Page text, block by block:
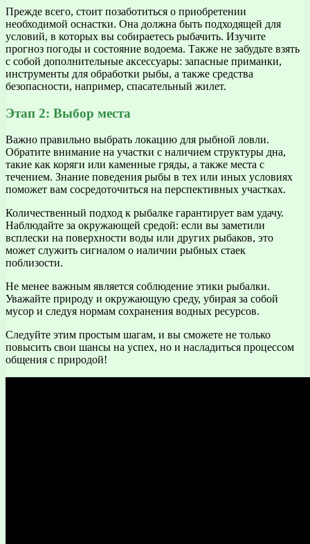
Прежде всего, стоит позаботиться о приобретении
необходимой оснастки. Она должна быть подходящей для
условий, в которых вы собираетесь рыбачить. Изучите
прогноз погоды и состояние водоема. Также не забудьте взять
с собой дополнительные аксессуары: запасные приманки,
инструменты для обработки рыбы, а также средства
безопасности, например, спасательный жилет.
Этап 2: Выбор места
Важно правильно выбрать локацию для рыбной ловли.
Обратите внимание на участки с наличием структуры дна,
такие как коряги или каменные гряды, а также места с
течением. Знание поведения рыбы в тех или иных условиях
поможет вам сосредоточиться на перспективных участках.
Количественный подход к рыбалке гарантирует вам удачу.
Наблюдайте за окружающей средой: если вы заметили
всплески на поверхности воды или других рыбаков, это
может служить сигналом о наличии рыбных стаек
поблизости.
Не менее важным является соблюдение этики рыбалки.
Уважайте природу и окружающую среду, убирая за собой
мусор и следуя нормам сохранения водных ресурсов.
Следуйте этим простым шагам, и вы сможете не только
повысить свои шансы на успех, но и насладиться процессом
общения с природой!